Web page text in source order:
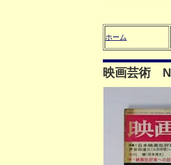
ホーム
映画芸術